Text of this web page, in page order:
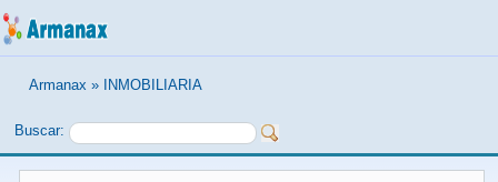
Armanax » INMOBILIARIA
Buscar: